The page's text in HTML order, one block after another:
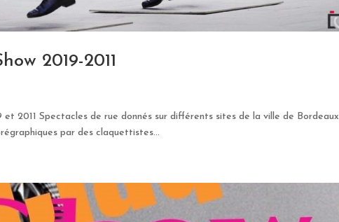
2019-2011
2011 Spectacles de rue donnés sur différents sites de la ville de Bordeaux
par des claquettistes...